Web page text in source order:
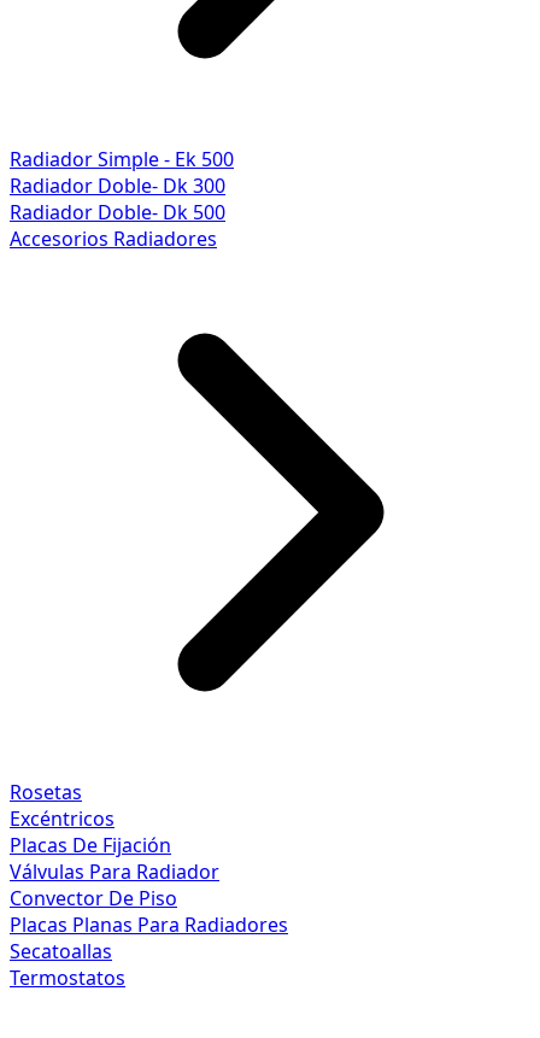
Radiador Simple - Ek 500
Radiador Doble- Dk 300
Radiador Doble- Dk 500
Accesorios Radiadores
Rosetas
Excéntricos
Placas De Fijación
Válvulas Para Radiador
Convector De Piso
Placas Planas Para Radiadores
Secatoallas
Termostatos